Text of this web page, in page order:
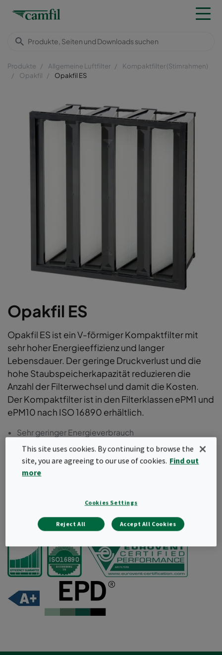
Produkte Allgemeine Luftfilter
Kompaktfilter (Stirnrahmen)
Opakfil
Opakfil ES
Opakfil ES
Opakfil ES ist ein V-förmiger Kompaktfilter mit
sehr hoher Energieeffizienz und langer
Lebensdauer. Der geringe Druckverlust und die
hohe Staubspeicherkapazität reduzieren die
Anzahl der Filterwechsel und damit die Kosten.
Der Kompaktfilter ist in den Filterklassen ePM1 und
ePM10 nach ISO 16890 erhältlich.
Sehr geringer Energieverbrauch
Lange Lebensdauer und niedrige
Gesamtbetriebskosten
Leichte und robuste Filterkonstruktion
Angebot anfordern
This site uses cookies. By continuing to browse the
site, you are agreeing to our use of cookies. Find out
more
Cookies Settings
Reject All Accept All Cookies